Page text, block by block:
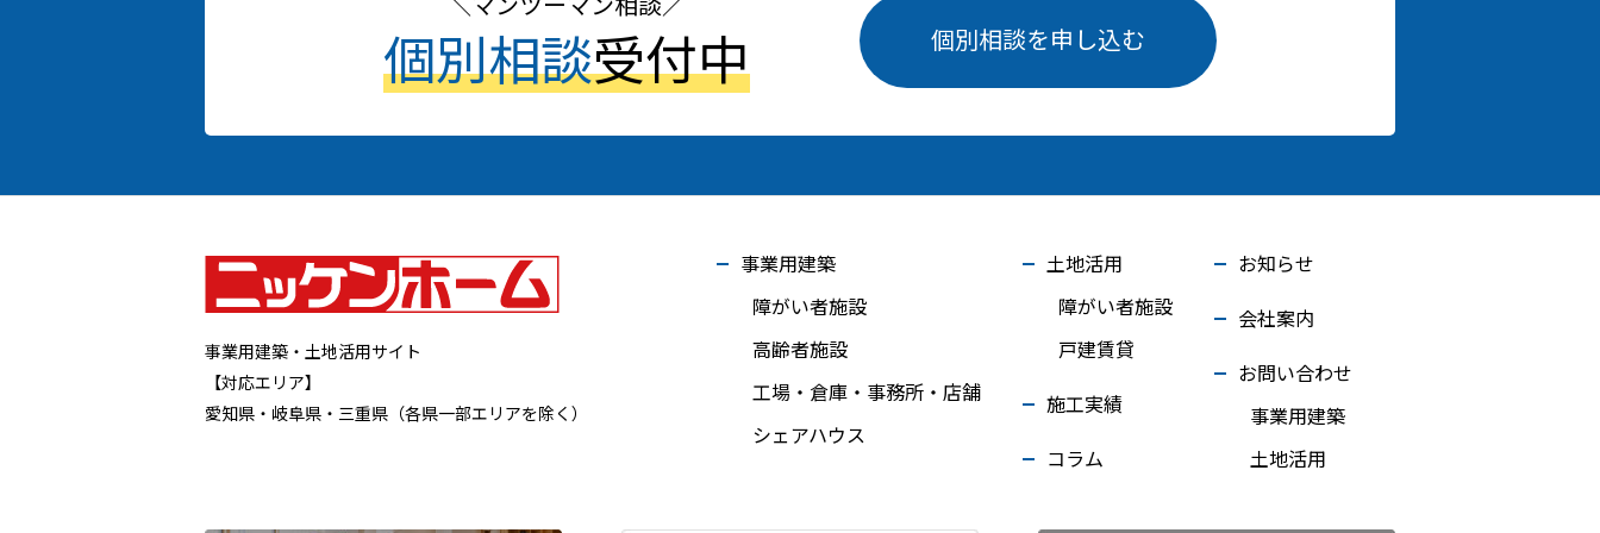
マンツーマン相談
個別相談受付中 個別相談を申し込む
事業用建築・土地活用サイト
【対応エリア】
愛知県・岐阜県・三重県（各県一部エリアを除く）
事業用建築
障がい者施設
高齢者施設
工場・倉庫・事務所・店舗
シェアハウス
土地活用
障がい者施設
戸建賃貸
施工実績
コラム
お知らせ
会社案内
お問い合わせ
事業用建築
土地活用